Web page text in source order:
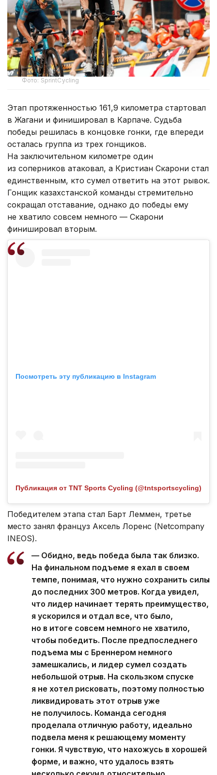
Фото: SprintCycling
Этап протяженностью 161,9 километра стартовал
в Жагани и финишировал в Карпаче. Судьба
победы решилась в концовке гонки, где впереди
осталась группа из трех гонщиков.
На заключительном километре один
из соперников атаковал, а Кристиан Скарони стал
единственным, кто сумел ответить на этот рывок.
Гонщик казахстанской команды стремительно
сокращал отставание, однако до победы ему
не хватило совсем немного — Скарони
финишировал вторым.
Посмотреть эту публикацию в Instagram
Публикация от TNT Sports Cycling (@tntsportscycling)
Победителем этапа стал Барт Леммен, третье
место занял француз Аксель Лоренс (Netcompany
INEOS).
— Обидно, ведь победа была так близко.
На финальном подъеме я ехал в своем
темпе, понимая, что нужно сохранить силы
до последних 300 метров. Когда увидел,
что лидер начинает терять преимущество,
я ускорился и отдал все, что было,
но в итоге совсем немного не хватило,
чтобы победить. После предпоследнего
подъема мы с Бреннером немного
замешкались, и лидер сумел создать
небольшой отрыв. На скользком спуске
я не хотел рисковать, поэтому полностью
ликвидировать этот отрыв уже
не получилось. Команда сегодня
проделала отличную работу, идеально
подвела меня к решающему моменту
гонки. Я чувствую, что нахожусь в хорошей
форме, и важно, что удалось взять